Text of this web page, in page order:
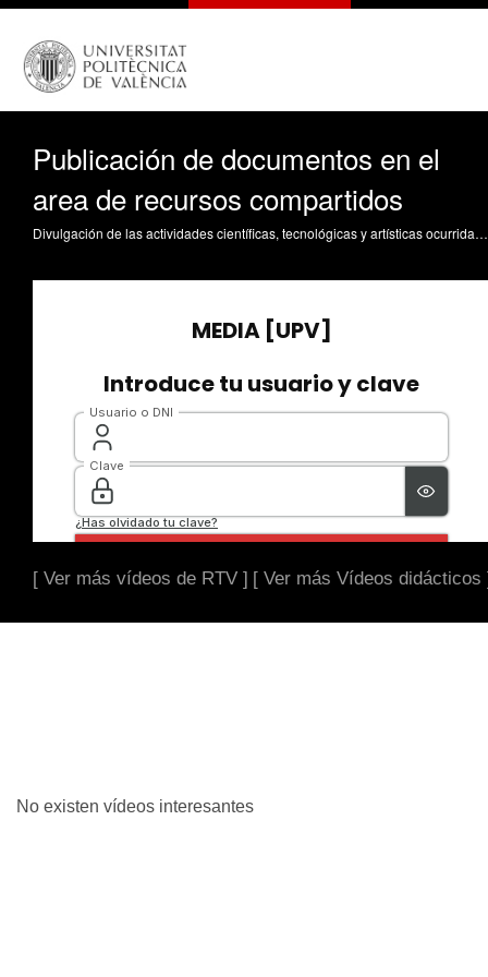
Publicación de documentos en el
area de recursos compartidos
Divulgación de las actividades científicas, tecnológicas y artísticas ocurridas en los tres campus de la UPV
[ Ver más vídeos de RTV ] [ Ver más Vídeos didácticos
No existen vídeos interesantes